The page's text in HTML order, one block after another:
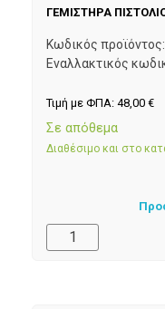
ΓΕΜΙΣΤΗΡΑ
Κωδικός προϊόντος:
Εναλλακτικός
Τιμή με ΦΠΑ: 48,00 €
Σε απόθεμα
Διαθέσιμο και στο